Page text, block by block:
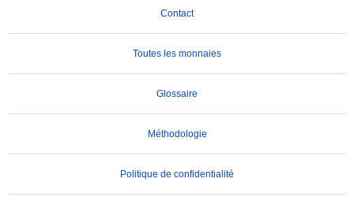
Contact
Toutes les monnaies
Glossaire
Méthodologie
Politique de confidentialité